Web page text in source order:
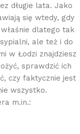
długie lata. Jako
się wtedy, gdy
dlatego tak
ale też i do
w Łodzi znajdziesz
sprawdzić ich
czy faktycznie jest
wszystko.
m.in.: